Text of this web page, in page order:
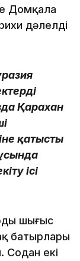
Домқала
дәлелді
Қарахан
қатысты
ісі
шығыс
батырлары
Содан екі